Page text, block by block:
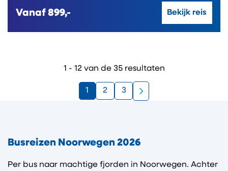
Vanaf 899,- Bekijk reis
1 - 12 van de 35 resultaten
1 2 3
Busreizen Noorwegen 2026
Per bus naar machtige fjorden in Noorwegen. Achter